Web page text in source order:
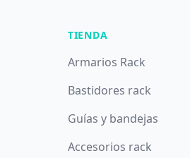
TIENDA
Armarios Rack
Bastidores rack
Guías y bandejas
Accesorios rack